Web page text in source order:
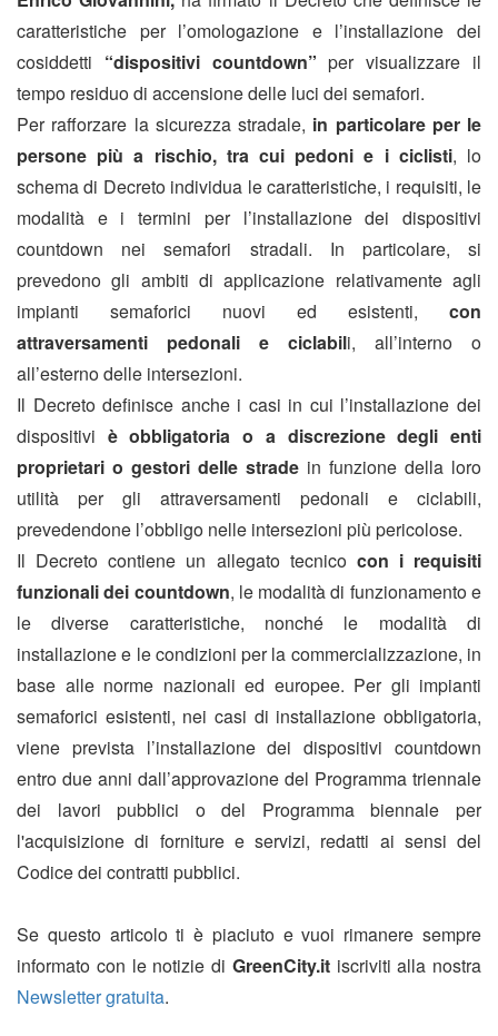
caratteristiche per l’omologazione e l’installazione dei
cosiddetti “dispositivi countdown” per visualizzare il
tempo residuo di accensione delle luci dei semafori.
Per rafforzare la sicurezza stradale, in particolare per le
persone più a rischio, tra cui pedoni e i ciclisti, lo
schema di Decreto individua le caratteristiche, i requisiti, le
modalità e i termini per l’installazione dei dispositivi
countdown nei semafori stradali. In particolare, si
prevedono gli ambiti di applicazione relativamente agli
impianti semaforici nuovi ed esistenti, con
attraversamenti pedonali e ciclabili, all’interno o
all’esterno delle intersezioni.
Il Decreto definisce anche i casi in cui l’installazione dei
dispositivi è obbligatoria o a discrezione degli enti
proprietari o gestori delle strade in funzione della loro
utilità per gli attraversamenti pedonali e ciclabili,
prevedendone l’obbligo nelle intersezioni più pericolose.
Il Decreto contiene un allegato tecnico con i requisiti
funzionali dei countdown, le modalità di funzionamento e
le diverse caratteristiche, nonché le modalità di
installazione e le condizioni per la commercializzazione, in
base alle norme nazionali ed europee. Per gli impianti
semaforici esistenti, nei casi di installazione obbligatoria,
viene prevista l’installazione dei dispositivi countdown
entro due anni dall’approvazione del Programma triennale
dei lavori pubblici o del Programma biennale per
l'acquisizione di forniture e servizi, redatti ai sensi del
Codice dei contratti pubblici.
Se questo articolo ti è piaciuto e vuoi rimanere sempre
informato con le notizie di GreenCity.itiscriviti alla nostra
Newsletter gratuita.